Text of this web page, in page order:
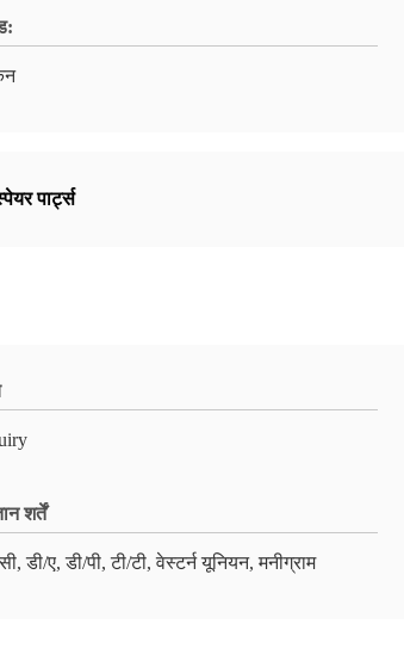
पार्ट्स
शर्तें
डी/ए, डी/पी, टी/टी, वेस्टर्न यूनियन, मनीग्राम